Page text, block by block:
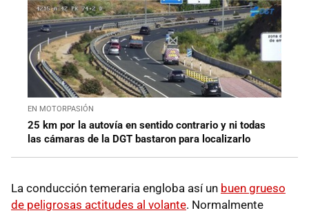
EN MOTORPASIÓN
25 km por la autovía en sentido contrario y ni todas
las cámaras de la DGT bastaron para localizarlo
La conducción temeraria engloba así un buen grueso
de peligrosas actitudes al volante. Normalmente